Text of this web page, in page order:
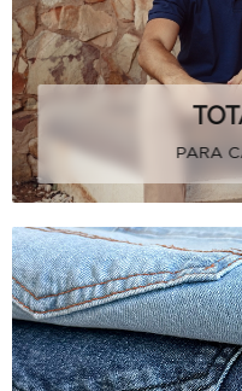
PARA